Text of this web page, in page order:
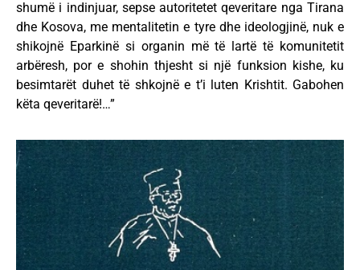
shumë i indinjuar, sepse autoritetet qeveritare nga Tirana
dhe Kosova, me mentalitetin e tyre dhe ideologjinë, nuk e
shikojnë Eparkinë si organin më të lartë të komunitetit
arbëresh, por e shohin thjesht si një funksion kishe, ku
besimtarët duhet të shkojnë e t’i luten Krishtit. Gabohen
këta qeveritarë!…”